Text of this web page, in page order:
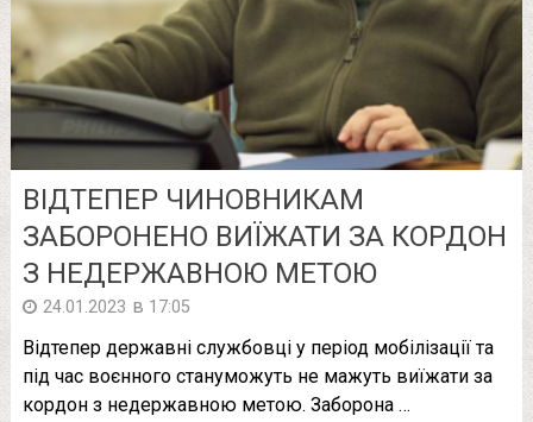
ВІДТЕПЕР ЧИНОВНИКАМ
ЗАБОРОНЕНО ВИЇЖАТИ ЗА КОРДОН
З НЕДЕРЖАВНОЮ МЕТОЮ
24.01.2023 в 17:05
Відтепер державні службовці у період мобілізації та
під час воєнного стануможуть не мажуть виїжати за
кордон з недержавною метою. Заборона …